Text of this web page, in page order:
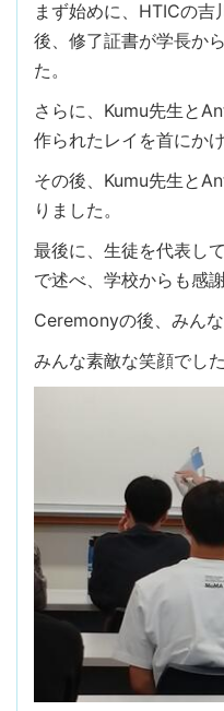
まず始めに、HTICの
後、修了証書が学長か
た。
さらに、Kumu先生と
作られたレイを首にか
その後、Kumu先生と
りました。
最後に、生徒を代表し
で述べ、学校からも感
Ceremonyの後、みん
みんな素敵な笑顔でした